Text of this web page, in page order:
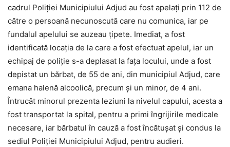
cadrul Poliției Municipiului Adjud au fost apelați prin 112 de
către o persoană necunoscută care nu comunica, iar pe
fundalul apelului se auzeau țipete. Imediat, a fost
identificată locația de la care a fost efectuat apelul, iar un
echipaj de poliție s-a deplasat la fața locului, unde a fost
depistat un bărbat, de 55 de ani, din municipiul Adjud, care
emana halenă alcoolică, precum și un minor, de 4 ani.
Întrucât minorul prezenta leziuni la nivelul capului, acesta a
fost transportat la spital, pentru a primi îngrijirile medicale
necesare, iar bărbatul în cauză a fost încătușat și condus la
sediul Poliției Municipiului Adjud, pentru audieri.